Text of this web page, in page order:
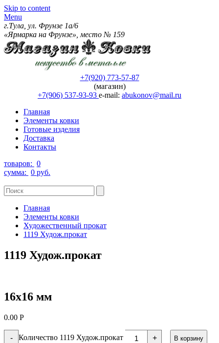
Skip to content
Menu
г.Тула, ул. Фрунзе 1а/6
«Ярмарка на Фрунзе», место № 159
+7(920) 773-57-87
(магазин)
+7(906) 537-93-93 e-mail: abukonov@mail.ru
Главная
Элементы ковки
Готовые изделия
Доставка
Контакты
товаров: 0
сумма: 0 руб.
Главная
Элементы ковки
Художественный прокат
1119 Худож.прокат
1119 Худож.прокат
16х16 мм
0.00 Р
- Количество 1119 Худож.прокат + В корзину